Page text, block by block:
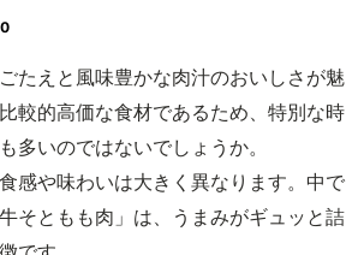
たえと風味豊かな肉汁のおいしさが魅
較的高価な食材であるため、特別な時
多いのではないでしょうか。
感や味わいは大きく異なります。中で
そともも肉」は、うまみがギュッと詰